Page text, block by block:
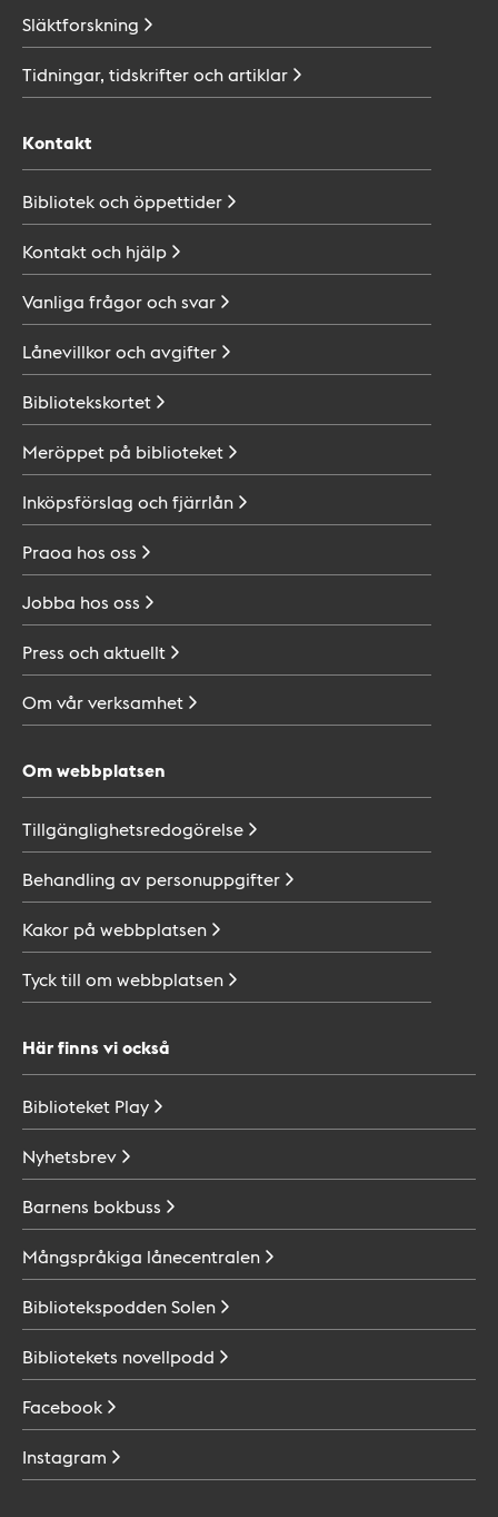
Släktforskning
Tidningar, tidskrifter ochartiklar
Kontakt
Bibliotek ochöppettider
Kontakt och hjälp
Vanliga frågor ochsvar
Lånevillkor ochavgifter
Bibliotekskortet
Meröppet på biblioteket
Inköpsförslag ochfjärrlån
Praoa hos oss
Jobba hos oss
Press ochaktuellt
Om vårverksamhet
Om webbplatsen
Tillgänglighetsredogörelse
Behandling av personuppgifter
Kakor på webbplatsen
Tyck till om webbplatsen
Här finns vi också
Biblioteket Play
Nyhetsbrev
Barnens bokbuss
Mångspråkiga lånecentralen
BibliotekspoddenSolen
Bibliotekets novellpodd
Facebook
Instagram